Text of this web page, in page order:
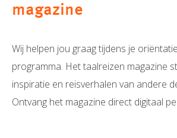
magazine
Wij helpen jou graag tijdens je
programma. Het taalreizen magazine
inspiratie en reisverhalen van andere
Ontvang het magazine direct digitaal